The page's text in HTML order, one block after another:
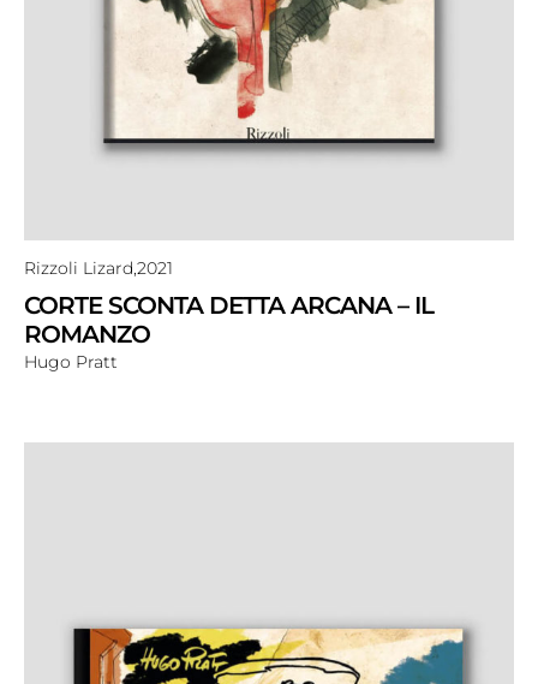
Rizzoli Lizard,2021
CORTE SCONTA DETTA ARCANA – IL
ROMANZO
Hugo Pratt